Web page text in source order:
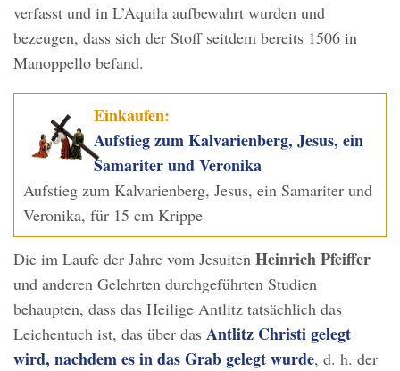
verfasst und in L’Aquila aufbewahrt wurden und
bezeugen, dass sich der Stoff seitdem bereits 1506 in
Manoppello befand.
Einkaufen:
Aufstieg zum Kalvarienberg, Jesus, ein
Samariter und Veronika
Aufstieg zum Kalvarienberg, Jesus, ein Samariter und
Veronika, für 15 cm Krippe
Die im Laufe der Jahre vom Jesuiten Heinrich Pfeiffer
und anderen Gelehrten durchgeführten Studien
behaupten, dass das Heilige Antlitz tatsächlich das
Leichentuch ist, das über das Antlitz Christi gelegt
wird, nachdem es in das Grab gelegt wurde, d. h. der